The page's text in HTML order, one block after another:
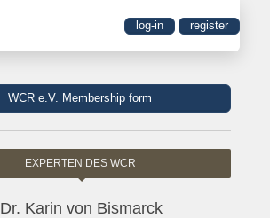
log-in register
WCR e.V. Membership form
EXPERTEN DES WCR
Dr. Karin von Bismarck